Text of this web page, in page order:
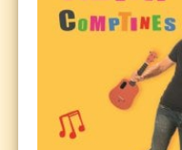
platine et deux
incontournable pour
le spectacle
places sont payantes
Les plus jeunes
bien sûr les bienvenus
justificatif vous sera